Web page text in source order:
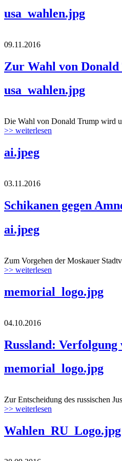
usa_wahlen.jpg
09.11.2016
Zur Wahl von
usa_wahlen.jpg
Die Wahl von Donald Trump wird
>> weiterlesen
ai.jpeg
03.11.2016
Schikanen gegen
ai.jpeg
Zum Vorgehen der Moskauer
>> weiterlesen
memorial_logo.jpg
04.10.2016
Russland:
memorial_logo.jpg
Zur Entscheidung des russischen
>> weiterlesen
Wahlen_RU_Logo.jpg